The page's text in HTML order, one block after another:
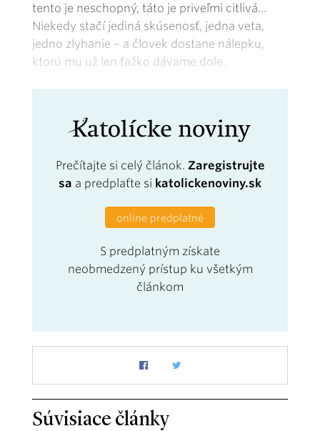
tento je neschopný, táto je priveľmi citlivá...
Niekedy stačí jediná skúsenosť, jedna veta,
jedno zlyhanie – a človek dostane nálepku,
ktorú mu už len ťažko dávame dole.
Prečítajte si celý článok. Zaregistrujte
sa a predplaťte si katolickenoviny.sk
online predplatné
S predplatným získate
neobmedzený prístup ku všetkým
článkom
Súvisiace články